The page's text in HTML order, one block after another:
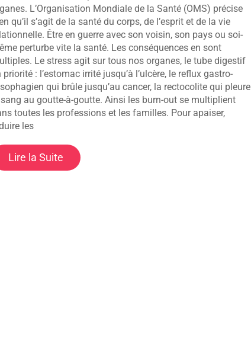
L’Organisation Mondiale de la Santé (OMS) précise
qu’il s’agit de la santé du corps, de l’esprit et de la vie
Être en guerre avec son voisin, son pays ou soi-
perturbe vite la santé. Les conséquences en sont
Le stress agit sur tous nos organes, le tube digestif
priorité : l’estomac irrité jusqu’à l’ulcère, le reflux gastro-
qui brûle jusqu’au cancer, la rectocolite qui pleure
au goutte-à-goutte. Ainsi les burn-out se multiplient
toutes les professions et les familles. Pour apaiser,
les
Lire la Suite